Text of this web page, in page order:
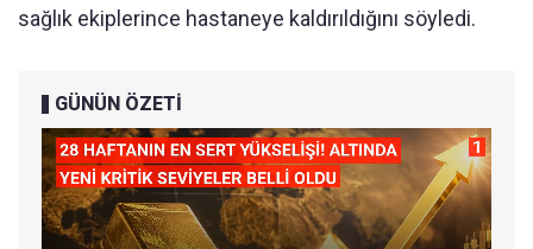
sağlık ekiplerince hastaneye kaldırıldığını söyledi.
GÜNÜN ÖZETİ